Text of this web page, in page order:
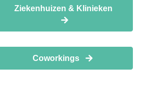
Ziekenhuizen & Klinieken
Coworkings